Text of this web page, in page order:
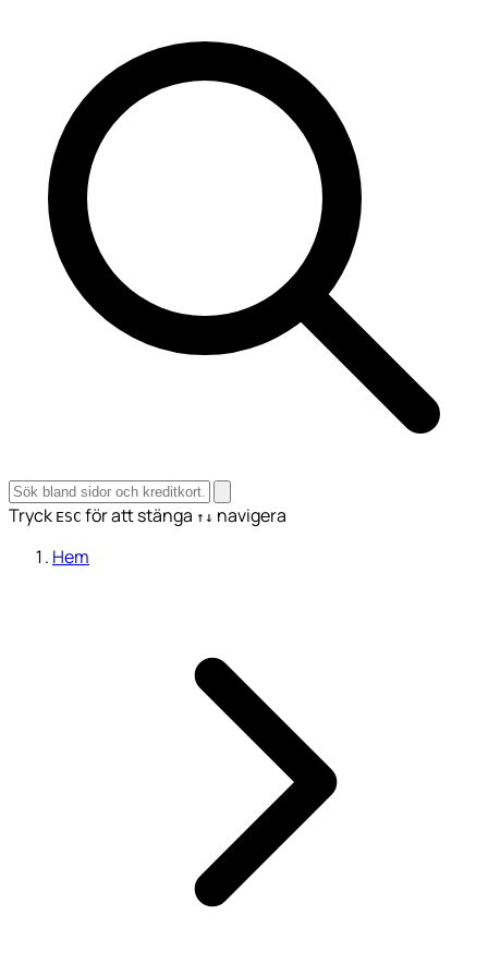
Tryck ESC för att stänga ↑↓ navigera
Hem